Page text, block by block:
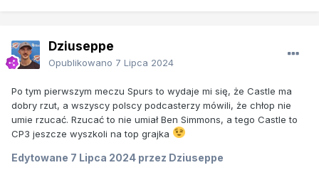
Dziuseppe
Opublikowano 7 Lipca 2024
Po tym pierwszym meczu Spurs to wydaje mi się, że Castle ma
dobry rzut, a wszyscy polscy podcasterzy mówili, że chłop nie
umie rzucać. Rzucać to nie umiał Ben Simmons, a tego Castle to
CP3 jeszcze wyszkoli na top grajka
Edytowane 7 Lipca 2024 przez Dziuseppe